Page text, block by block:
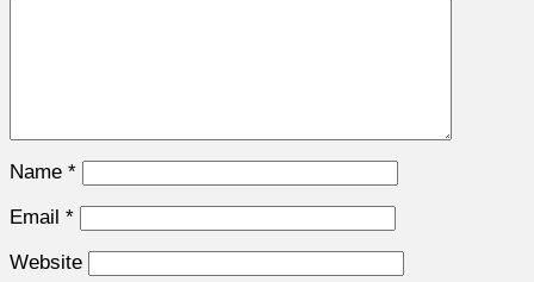
Name *
Email *
Website